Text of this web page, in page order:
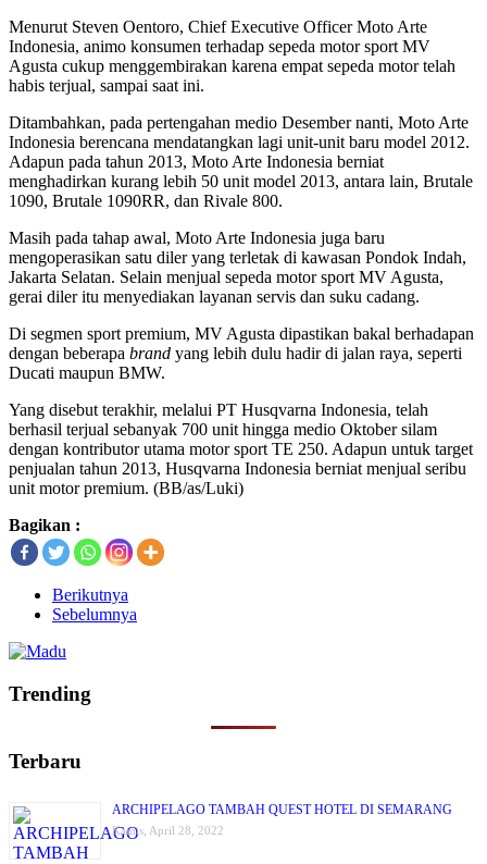
Menurut Steven Oentoro, Chief Executive Officer Moto Arte
Indonesia, animo konsumen terhadap sepeda motor sport MV
Agusta cukup menggembirakan karena empat sepeda motor telah
habis terjual, sampai saat ini.
Ditambahkan, pada pertengahan medio Desember nanti, Moto Arte
Indonesia berencana mendatangkan lagi unit-unit baru model 2012.
Adapun pada tahun 2013, Moto Arte Indonesia berniat
menghadirkan kurang lebih 50 unit model 2013, antara lain, Brutale
1090, Brutale 1090RR, dan Rivale 800.
Masih pada tahap awal, Moto Arte Indonesia juga baru
mengoperasikan satu diler yang terletak di kawasan Pondok Indah,
Jakarta Selatan. Selain menjual sepeda motor sport MV Agusta,
gerai diler itu menyediakan layanan servis dan suku cadang.
Di segmen sport premium, MV Agusta dipastikan bakal berhadapan
dengan beberapa brand yang lebih dulu hadir di jalan raya, seperti
Ducati maupun BMW.
Yang disebut terakhir, melalui PT Husqvarna Indonesia, telah
berhasil terjual sebanyak 700 unit hingga medio Oktober silam
dengan kontributor utama motor sport TE 250. Adapun untuk target
penjualan tahun 2013, Husqvarna Indonesia berniat menjual seribu
unit motor premium. (BB/as/Luki)
Bagikan :
Berikutnya
Sebelumnya
Trending
Terbaru
ARCHIPELAGO TAMBAH QUEST HOTEL DI SEMARANG
Kamis, April 28, 2022